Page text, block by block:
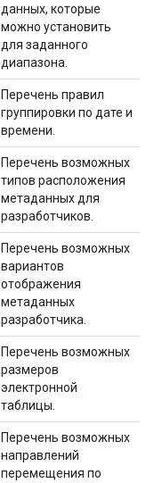
данных, которые
можно установить
для заданного
диапазона.
Перечень правил
группировки по дате и
времени.
Перечень возможных
типов расположения
метаданных для
разработчиков.
Перечень возможных
вариантов
отображения
метаданных
разработчика.
Перечень возможных
размеров
электронной
таблицы.
Перечень возможных
направлений
перемещения по